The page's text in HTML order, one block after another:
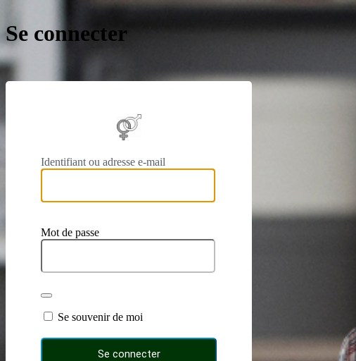
Se connecter
https://
Identifiant ou adresse e-mail
Mot de passe
Se souvenir de moi